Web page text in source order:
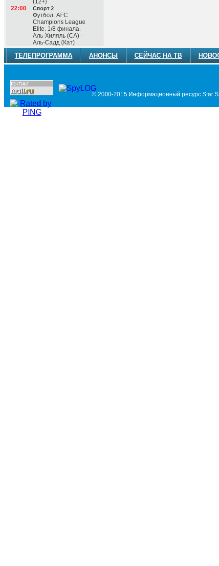
(12+)
22:00
Спорт 2
Футбол. AFC
Champions League
Elite. 1/8 финала.
Аль-Хиляль (СА) -
Аль-Садд (Кат)
ТЕЛЕПРОГРАММА АНОНСЫ СЕЙЧАС НА ТВ
© 2000-2015 Информационный ресурс Star